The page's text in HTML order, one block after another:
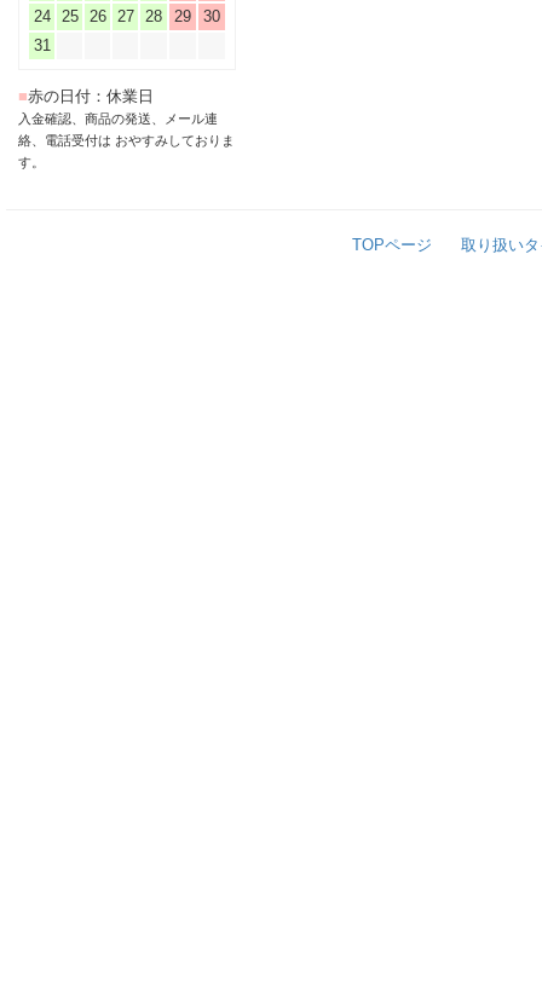
24
25 26 27 28 29
30
31
■赤の日付：休業日
入金確認、商品の発送、メール連
絡、電話受付は おやすみしておりま
す。
TOPページ 取り扱い